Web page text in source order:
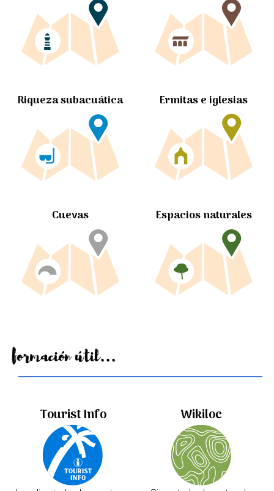
Riqueza subacuática Ermitas e iglesias
Cuevas Espacios naturales
Información útil...
Tourist Info Wikiloc